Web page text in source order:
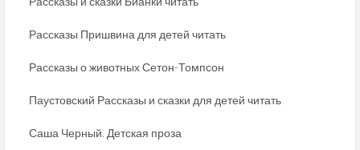
Рассказы Пришвина для детей читать
Рассказы о животных Сетон-Томпсон
Паустовский Рассказы и сказки для детей читать
Саша Черный. Детская проза